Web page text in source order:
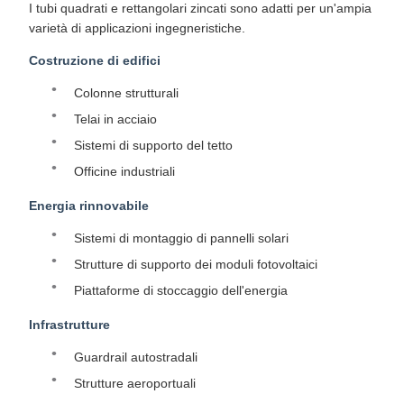
I tubi quadrati e rettangolari zincati sono adatti per un'ampia
varietà di applicazioni ingegneristiche.
Costruzione di edifici
Colonne strutturali
Telai in acciaio
Sistemi di supporto del tetto
Officine industriali
Energia rinnovabile
Sistemi di montaggio di pannelli solari
Strutture di supporto dei moduli fotovoltaici
Piattaforme di stoccaggio dell'energia
Infrastrutture
Guardrail autostradali
Strutture aeroportuali